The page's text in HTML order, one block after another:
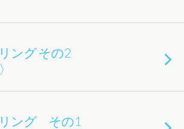
ング その2
リング その1